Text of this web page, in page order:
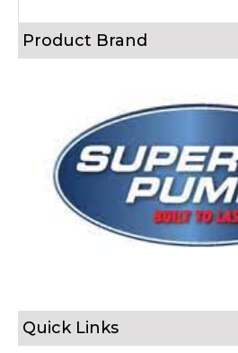
Product Brand
Quick Links